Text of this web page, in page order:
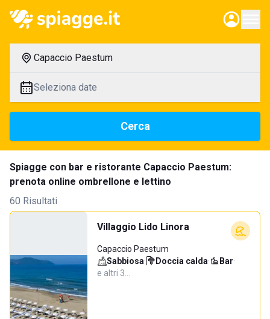
Capaccio Paestum
Seleziona date
Cerca
Spiagge con bar e ristorante Capaccio Paestum:
prenota online ombrellone e lettino
60 Risultati
Villaggio Lido Linora
Capaccio Paestum
Sabbiosa· Doccia calda· Bar·
e altri 3…